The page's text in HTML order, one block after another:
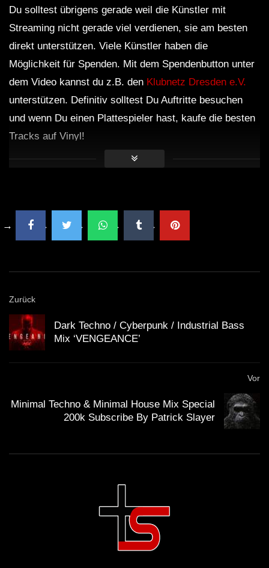
Du solltest übrigens gerade weil die Künstler mit
Streaming nicht gerade viel verdienen, sie am besten
direkt unterstützen. Viele Künstler haben die
Möglichkeit für Spenden. Mit dem Spendenbutton unter
dem Video kannst du z.B. den Klubnetz Dresden e.V.
unterstützen. Definitiv solltest Du Auftritte besuchen
und wenn Du einen Plattespieler hast, kaufe die besten
Tracks auf Vinyl!
Zurück
Dark Techno / Cyberpunk / Industrial Bass
Mix ‘VENGEANCE’
Vor
Minimal Techno & Minimal House Mix Special
200k Subscribe By Patrick Slayer